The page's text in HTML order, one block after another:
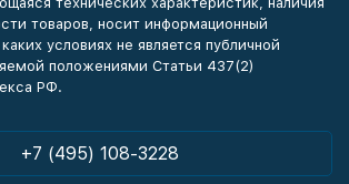
товаров, носит информационный
условиях не является публичной
положениями Статьи 437(2)
РФ.
+7 (495) 108-3228